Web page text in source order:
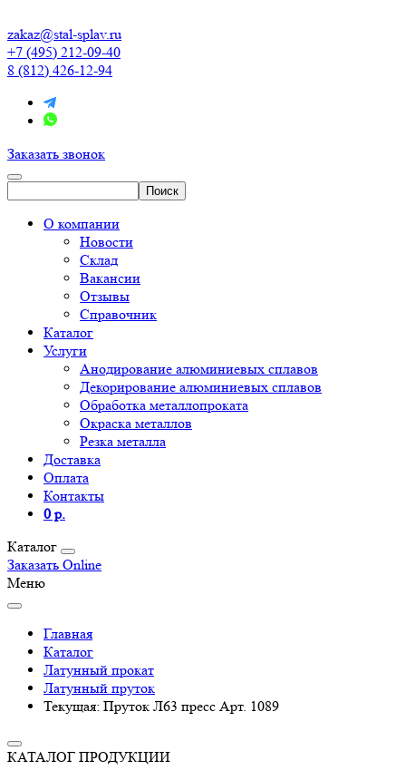
zakaz@stal-splav.ru
+7 (495) 212-09-40
8 (812) 426-12-94
Заказать звонок
О компании
Новости
Склад
Вакансии
Отзывы
Справочник
Каталог
Услуги
Анодирование алюминиевых сплавов
Декорирование алюминиевых сплавов
Обработка металлопроката
Окраска металлов
Резка металла
Доставка
Оплата
Контакты
0 р.
Каталог
Заказать Online
Меню
Главная
Каталог
Латунный прокат
Латунный пруток
Текущая: Пруток Л63 пресс Арт. 1089
КАТАЛОГ ПРОДУКЦИИ